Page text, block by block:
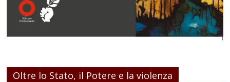
Oltre lo Stato, il Potere e la violenza